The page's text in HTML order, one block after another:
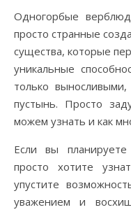
Одногорбые
просто странные
существа, которые
уникальные
только
пустынь. Просто
можем узнать и как
Если вы
просто хотите
упустите
уважением и